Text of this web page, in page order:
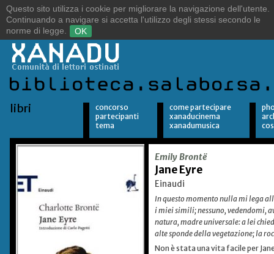
Sulle orme del vento.
Alla ricerca della libertà.
libri
concorso
partecipanti
tema
come partecipare
xanaducinema
xanadumusica
Emily Brontë
Jane Eyre
Einaudi
In questo momento nulla mi lega
i miei simili; nessuno, vedendomi,
natura, madre universale: a lei
alte sponde della vegetazione; la
Non è stata una vita facile per